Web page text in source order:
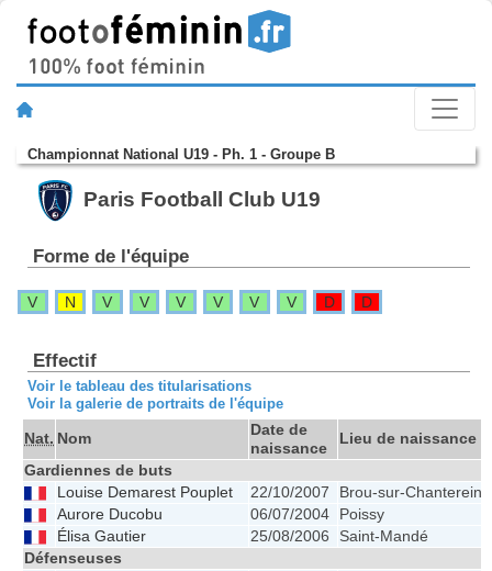
Championnat National U19 - Ph. 1 - Groupe B
Paris Football Club U19
Forme de l'équipe
V N V V V V V V D D
Effectif
Voir le tableau des titularisations
Voir la galerie de portraits de l'équipe
Nat. Nom
Date de
naissance
Lieu de naissance
Gardiennes de buts
Louise Demarest Pouplet
22/10/2007
Brou-sur-Chantereine
Aurore Ducobu
06/07/2004
Poissy
Élisa Gautier
25/08/2006
Saint-Mandé
Défenseuses